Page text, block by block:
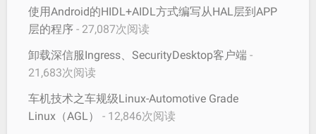
使用Android的HIDL+AIDL方式编写从HAL层到APP
层的程序 - 27,087次阅读
卸载深信服Ingress、SecurityDesktop客户端 -
21,683次阅读
车机技术之车规级Linux-Automotive Grade
Linux（AGL）
- 12,846次阅读